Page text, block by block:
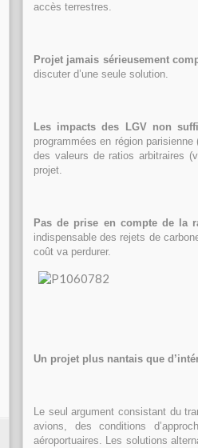
accès terrestres.
Projet jamais sérieusement
discuter d’une seule solution.
Les impacts des LGV non
programmées en région
des valeurs de ratios arbitraires
projet.
Pas de prise en compte de la
indispensable des rejets de
coût va perdurer.
Un projet plus nantais que
Le seul argument consistant du
avions, des conditions
aéroportuaires. Les solutions